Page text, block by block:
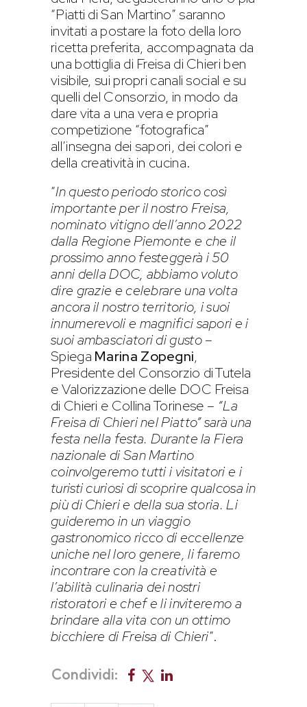
“Piatti di San Martino” saranno
invitati a postare la foto della loro
ricetta preferita, accompagnata da
una bottiglia di Freisa di Chieri ben
visibile, sui propri canali social e su
quelli del Consorzio, in modo da
dare vita a una vera e propria
competizione “fotografica”
all’insegna dei sapori, dei colori e
della creatività in cucina.
“In questo periodo storico così
importante per il nostro Freisa,
nominato vitigno dell’anno 2022
dalla Regione Piemonte e che il
prossimo anno festeggerà i 50
anni della DOC, abbiamo voluto
dire grazie e celebrare una volta
ancora il nostro territorio, i suoi
innumerevoli e magnifici sapori e i
suoi ambasciatori di gusto–
Spiega Marina Zopegni,
Presidente del Consorzio di Tutela
e Valorizzazione delle DOC Freisa
di Chieri e Collina Torinese – “La
Freisa di Chieri nel Piatto” sarà una
festa nella festa. Durante la Fiera
nazionale di San Martino
coinvolgeremo tutti i visitatori e i
turisti curiosi di scoprire qualcosa in
più di Chieri e della sua storia. Li
guideremo in un viaggio
gastronomico ricco di eccellenze
uniche nel loro genere, li faremo
incontrare con la creatività e
l’abilità culinaria dei nostri
ristoratori e chef e li inviteremo a
brindare alla vita con un ottimo
bicchiere di Freisa di Chieri”.
Condividi: